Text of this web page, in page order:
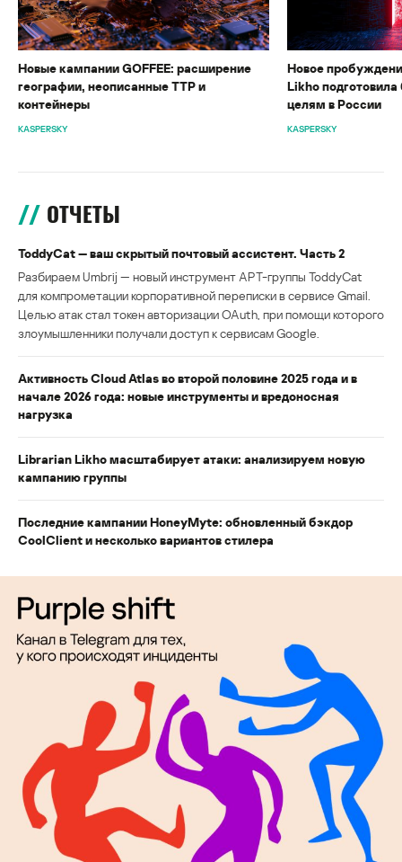
Новые кампании GOFFEE: расширение
географии, неописанные TTP и
контейнеры
KASPERSKY
Новое
Likho
целям в России
KASPERSKY
ОТЧЕТЫ
ToddyCat — ваш скрытый почтовый ассистент. Часть 2
Разбираем Umbrij — новый инструмент APT-группы ToddyCat
для компрометации корпоративной переписки в сервисе Gmail.
Целью атак стал токен авторизации OAuth, при помощи которого
злоумышленники получали доступ к сервисам Google.
Активность Cloud Atlas во второй половине 2025 года и в
начале 2026 года: новые инструменты и вредоносная
нагрузка
Librarian Likho масштабирует атаки: анализируем новую
кампанию группы
Последние кампании HoneyMyte: обновленный бэкдор
CoolClient и несколько вариантов стилера